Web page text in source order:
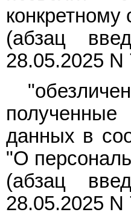
(абзац
28.05.2025 N
данных в
"О
(абзац
28.05.2025 N